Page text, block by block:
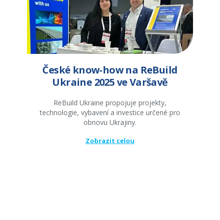
České know-how na ReBuild
Ukraine 2025 ve Varšavě
ReBuild Ukraine propojuje projekty,
technologie, vybavení a investice určené pro
obnovu Ukrajiny.
Zobrazit celou